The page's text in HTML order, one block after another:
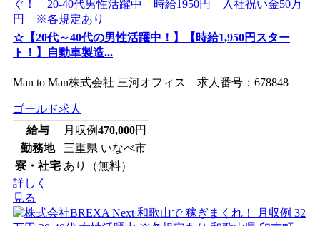
☆【20代～40代の男性活躍中！】【時給1,950円スター
ト！】自動車製造...
Man to Man株式会社 三河オフィス 求人番号：678848
ゴールド求人
給与
月収例470,000円
勤務地
三重県 いなべ市
寮・社宅 あり（無料）
詳しく
見る